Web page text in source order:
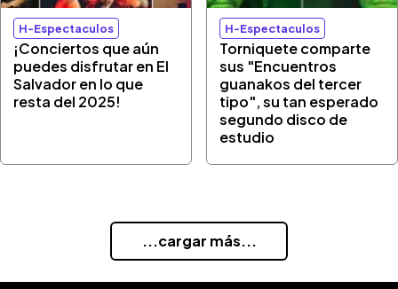
H-Espectaculos
¡Conciertos que aún
puedes disfrutar en El
Salvador en lo que
resta del 2025!
H-Espectaculos
Torniquete comparte
sus "Encuentros
guanakos del tercer
tipo", su tan esperado
segundo disco de
estudio
...cargar más...